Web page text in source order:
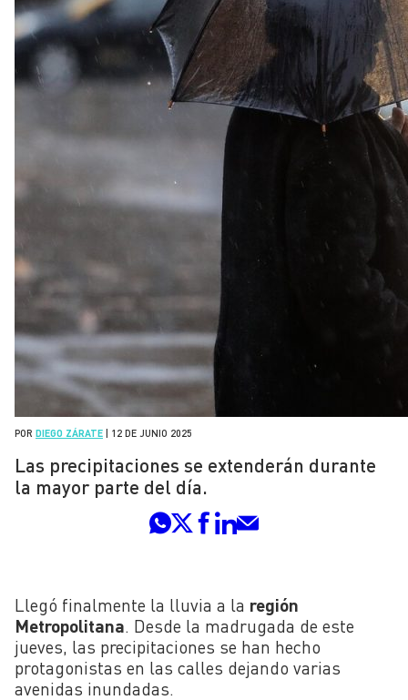
POR DIEGO ZÁRATE 12 DE JUNIO 2025
Las precipitaciones se extenderán durante
la mayor parte del día.
Llegó finalmente la lluvia a la región
Metropolitana . Desde la madrugada de este
jueves, las precipitaciones se han hecho
protagonistas en las calles dejando varias
avenidas inundadas.